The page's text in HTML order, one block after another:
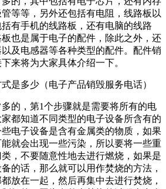
等等，另外还包括有电阻，线路板以
有手机的线路板，还有电脑的线路
也是属于电子的配件，除此之外，还
及电感器等各种类型的配件。配件销
来将为大家具体介绍一下。
的，第1个步骤就是需要将所有的电
都知道不同类型的电子设备所含有的
电子设备是含有金属类的物质，如果
就会出现一些污染，所以要将一些重
，不要随意性地去进行燃烧，如果是
的话，那么就可以用作焚烧的方法，
放在一起，然后再集中去进行焚烧，